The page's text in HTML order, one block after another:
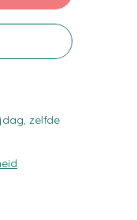
zelfde